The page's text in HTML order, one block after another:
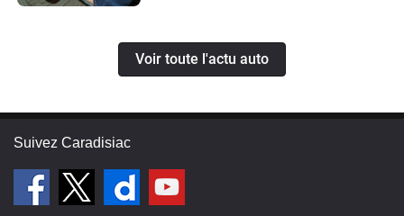
Voir toute l'actu auto
Suivez Caradisiac